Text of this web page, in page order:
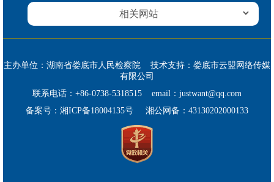
主办单位：湖南省娄底市人民检察院 技术支持：娄底市云盟网络传媒
有限公司
联系电话：+86-0738-5318515 email：justwant@qq.com
备案号： 湘ICP备18004135号 湘公网备： 43130202000133